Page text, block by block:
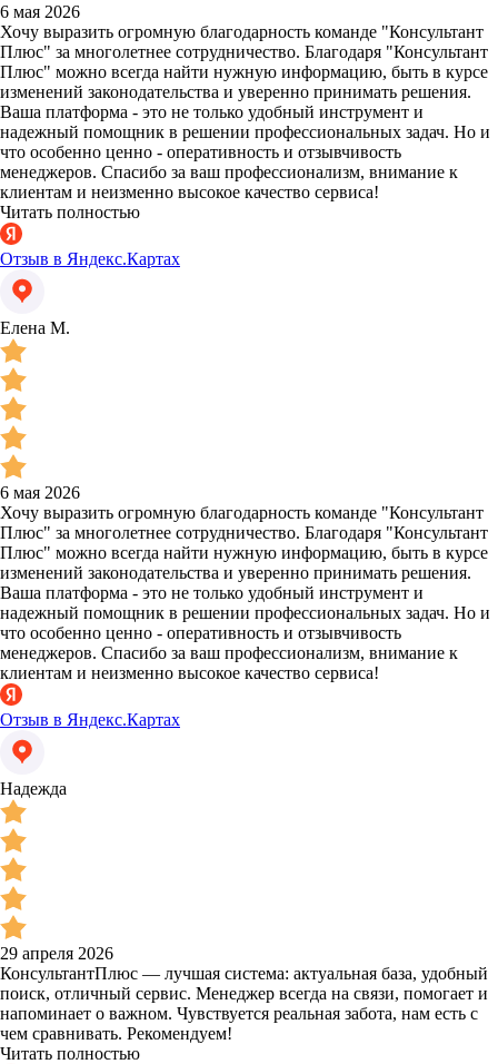
6 мая 2026
Хочу выразить огромную благодарность команде "Консультант
Плюс" за многолетнее сотрудничество. Благодаря "Консультант
Плюс" можно всегда найти нужную информацию, быть в курсе
изменений законодательства и уверенно принимать решения.
Ваша платформа - это не только удобный инструмент и
надежный помощник в решении профессиональных задач. Но и
что особенно ценно - оперативность и отзывчивость
менеджеров. Спасибо за ваш профессионализм, внимание к
клиентам и неизменно высокое качество сервиса!
Читать полностью
Отзыв в Яндекс.Картах
Елена М.
6 мая 2026
Хочу выразить огромную благодарность команде "Консультант
Плюс" за многолетнее сотрудничество. Благодаря "Консультант
Плюс" можно всегда найти нужную информацию, быть в курсе
изменений законодательства и уверенно принимать решения.
Ваша платформа - это не только удобный инструмент и
надежный помощник в решении профессиональных задач. Но и
что особенно ценно - оперативность и отзывчивость
менеджеров. Спасибо за ваш профессионализм, внимание к
клиентам и неизменно высокое качество сервиса!
Отзыв в Яндекс.Картах
Надежда
29 апреля 2026
КонсультантПлюс — лучшая система: актуальная база, удобный
поиск, отличный сервис. Менеджер всегда на связи, помогает и
напоминает о важном. Чувствуется реальная забота, нам есть с
чем сравнивать. Рекомендуем!
Читать полностью